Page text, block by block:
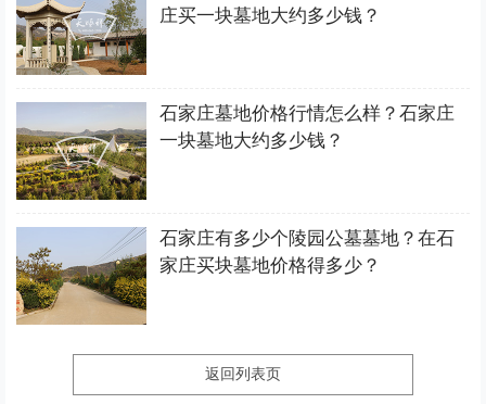
庄买一块墓地大约多少钱？
石家庄墓地价格行情怎么样？石家庄
一块墓地大约多少钱？
石家庄有多少个陵园公墓墓地？在石
家庄买块墓地价格得多少？
返回列表页